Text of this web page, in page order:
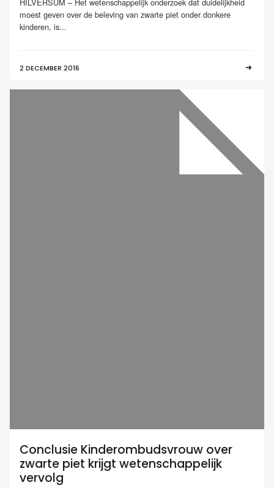
moest geven over de beleving van zwarte piet onder donkere
kinderen, is...
2 DECEMBER 2016
Conclusie Kinderombudsvrouw over
zwarte piet krijgt wetenschappelijk
vervolg